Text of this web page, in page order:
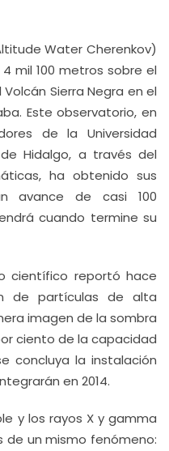
Water Cherenkov)
mil 100 metros sobre el
Sierra Negra en el
Este observatorio, en
de la Universidad
Hidalgo, a través del
ha obtenido sus
avance de casi 100
cuando termine su
científico reportó hace
de partículas de alta
imagen de la sombra
ciento de la capacidad
concluya la instalación
en 2014.
y los rayos X y gamma
un mismo fenómeno: